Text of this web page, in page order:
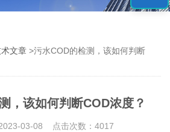
文章 >污水COD的检测，该如何判断
，该如何判断COD浓度？
03-08 点击次数：4017